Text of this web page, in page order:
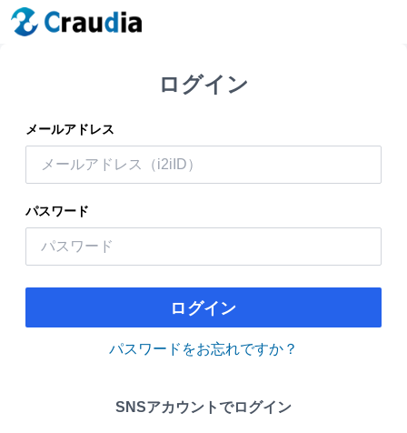
ログイン
メールアドレス
パスワード
ログイン
パスワードをお忘れですか？
SNSアカウントでログイン